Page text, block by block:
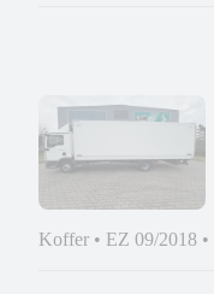
Koffer • EZ 09/2018 •